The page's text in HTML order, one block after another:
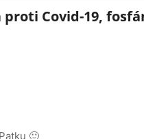
proti Covid-19,
🙂